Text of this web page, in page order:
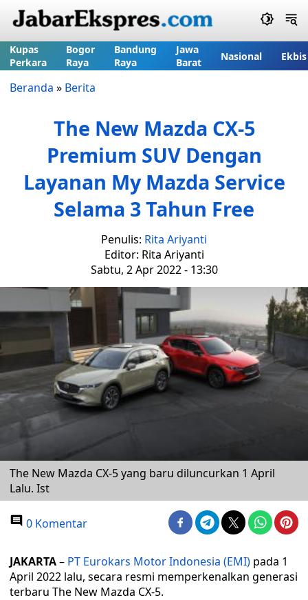
Kupas
Perkara
Bogor
Raya
Bandung
Raya
Jawa
Barat
Nasional Ekbis
Beranda » Berita
The New Mazda CX-5
Premium SUV Dengan
Layanan My Mazda Service
Selama 3 Tahun Free
Penulis: Rita Ariyanti
Editor: Rita Ariyanti
Sabtu, 2 Apr 2022 - 13:30
The New Mazda CX-5 yang baru diluncurkan 1 April
Lalu. Ist
0 Komentar
JAKARTA– PT Eurokars Motor Indonesia (EMI) pada 1
April 2022 lalu, secara resmi memperkenalkan generasi
terbaru The New Mazda CX-5.